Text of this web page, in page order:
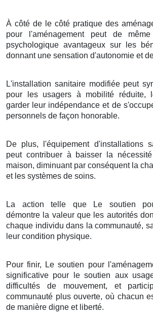
À côté de le côté pratique des
pour l'aménagement peut de
psychologique avantageux sur les
donnant une sensation d'autonomie et
L'installation sanitaire modifiée peut
pour les usagers à mobilité réduite,
garder leur indépendance et de
personnels de façon honorable.
De plus, l'équipement d'installations
peut contribuer à baisser la
maison, diminuant par conséquent la
et les systèmes de soins.
La action telle que Le soutien
démontre la valeur que les autorités
chaque individu dans la communauté,
leur condition physique.
Pour finir, Le soutien pour
significative pour le soutien aux
difficultés de mouvement, et
communauté plus ouverte, où chacun
de manière digne et liberté.